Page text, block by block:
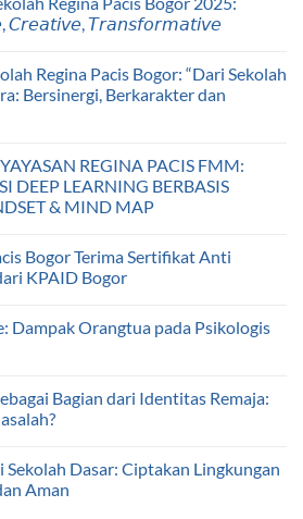
𝘊𝘳𝘦𝘢𝘵𝘪𝘷𝘦, 𝘛𝘳𝘢𝘯𝘴𝘧𝘰𝘳𝘮𝘢𝘵𝘪𝘷𝘦
Regina Pacis Bogor: “Dari Sekolah
Bersinergi, Berkarakter dan
REGINA PACIS FMM:
DEEP LEARNING BERBASIS
& MIND MAP
Bogor Terima Sertifikat Anti
KPAID Bogor
Dampak Orangtua pada Psikologis
Bagian dari Identitas Remaja:
Sekolah Dasar: Ciptakan Lingkungan
Aman